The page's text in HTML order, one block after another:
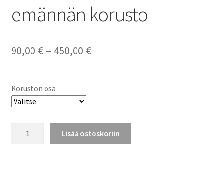
emännän korusto
90,00 € – 450,00 €Hintaluokka:
Koruston osa
Lisää ostoskoriin